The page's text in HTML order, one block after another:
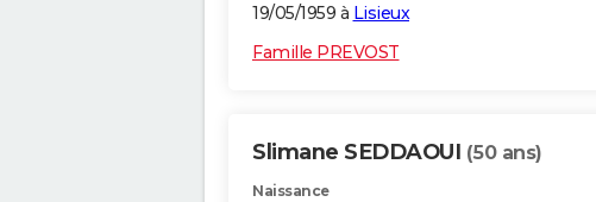
19/05/1959 à Lisieux
Famille PREVOST
Slimane SEDDAOUI (50 ans)
Naissance